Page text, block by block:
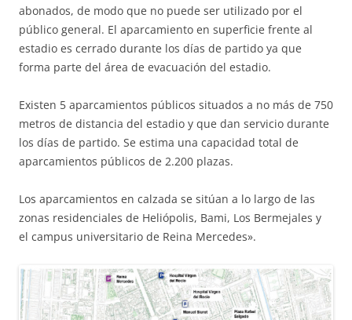
abonados, de modo que no puede ser utilizado por el
público general. El aparcamiento en superficie frente al
estadio es cerrado durante los días de partido ya que
forma parte del área de evacuación del estadio.
Existen 5 aparcamientos públicos situados a no más de 750
metros de distancia del estadio y que dan servicio durante
los días de partido. Se estima una capacidad total de
aparcamientos públicos de 2.200 plazas.
Los aparcamientos en calzada se sitúan a lo largo de las
zonas residenciales de Heliópolis, Bami, Los Bermejales y
el campus universitario de Reina Mercedes».